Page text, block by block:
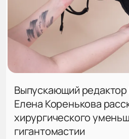
Выпускающий
Елена Коренькова
хирургического
гигантомастии